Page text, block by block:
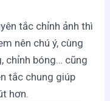
tắc chỉnh ảnh thì
nên chú ý, cùng
chỉnh bóng… cũng
tắc chung giúp
hơn.